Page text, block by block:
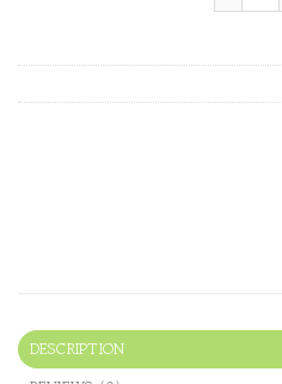
DESCRIPTION